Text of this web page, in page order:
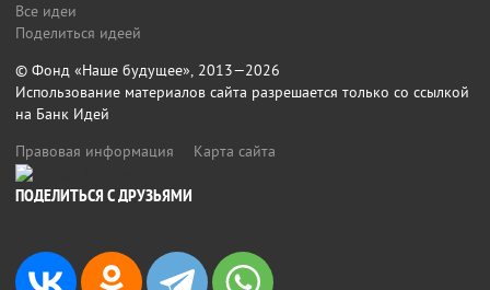
Все идеи
Поделиться идеей
© Фонд «Наше будущее», 2013—2026
Использование материалов сайта разрешается только со ссылкой
на Банк Идей
Правовая информация
Карта сайта
ПОДЕЛИТЬСЯ С ДРУЗЬЯМИ